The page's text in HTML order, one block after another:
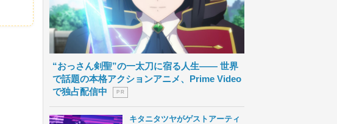
“おっさん剣聖”の一太刀に宿る人生―― 世界
で話題の本格アクションアニメ、Prime Video
で独占配信中
P R
キタニタツヤがゲストアーティ